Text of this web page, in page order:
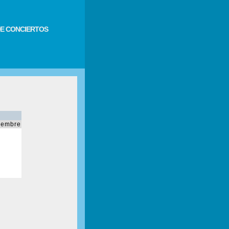
CONCIERTOS